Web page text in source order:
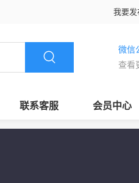
我要发
微信
查看
联系客服 会员中心